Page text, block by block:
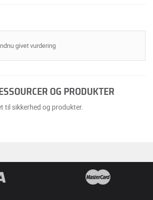
givet vurdering
OG PRODUKTER
til sikkerhed og produkter.